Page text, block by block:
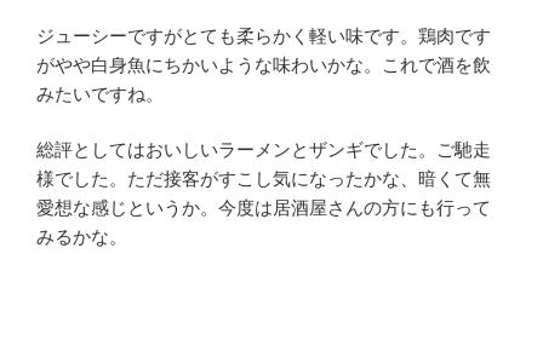
ジューシーですがとても柔らかく軽い味です。鶏肉です
がやや白身魚にちかいような味わいかな。これで酒を飲
みたいですね。
総評としてはおいしいラーメンとザンギでした。ご馳走
様でした。ただ接客がすこし気になったかな、暗くて無
愛想な感じというか。今度は居酒屋さんの方にも行って
みるかな。